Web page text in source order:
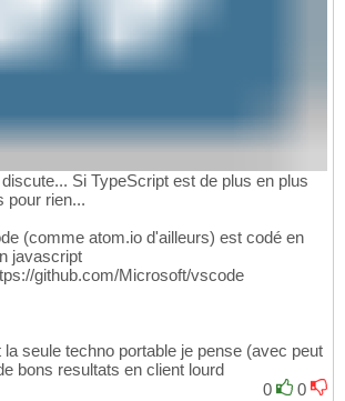
Si TypeScript est de plus en plus
pour rien...
(comme atom.io d'ailleurs) est codé en
javascript
github.com/Microsoft/vscode
seule techno portable je pense (avec peut
bons resultats en client lourd
0
0